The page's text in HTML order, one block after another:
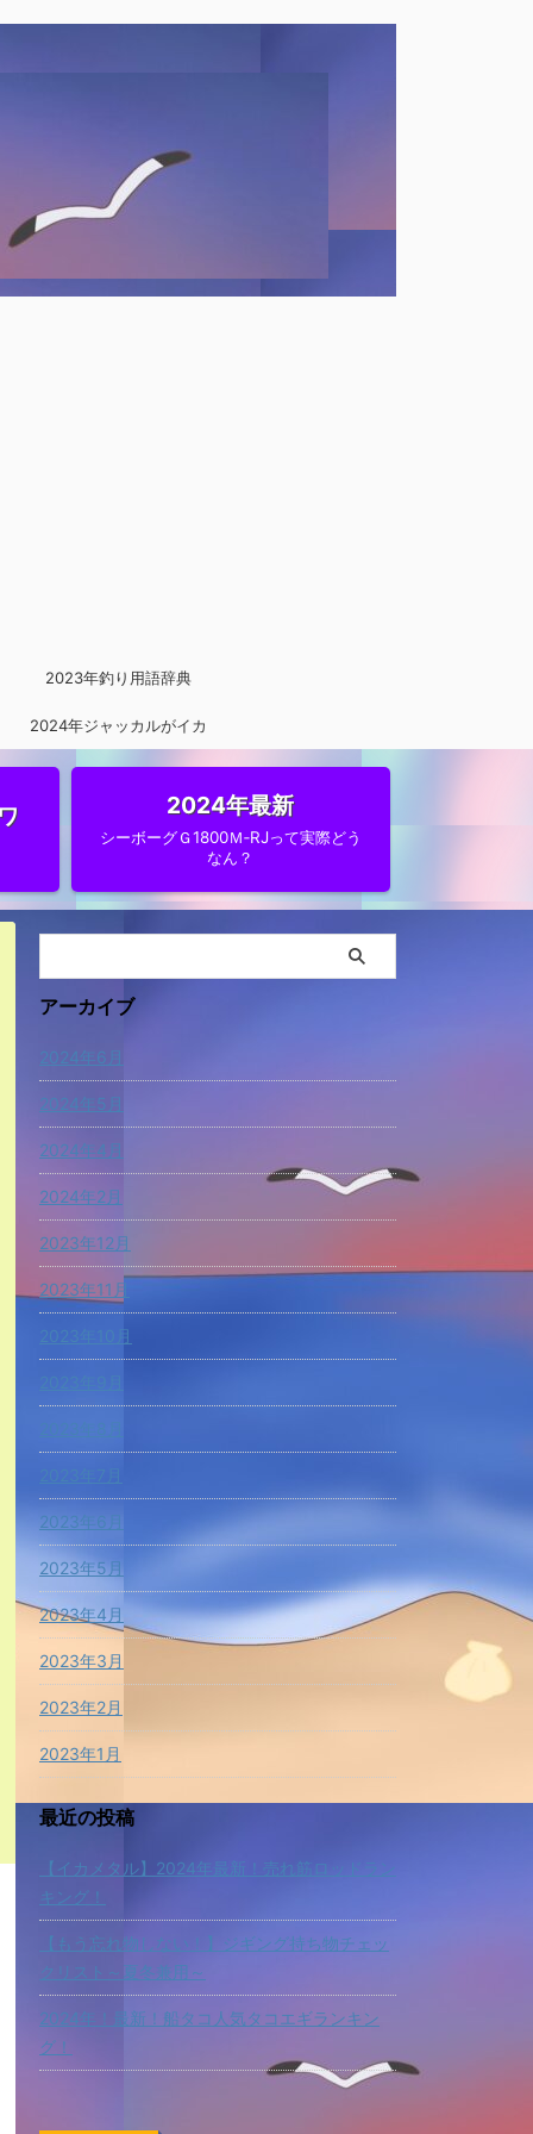
2023年釣り用語辞典
2024年ジャッカルがイカ
メタルに参入
2024年最新
シーボーグＧ1800Ｍ‐RJって実際どう
なん？
アーカイブ
2024年6月
2024年5月
2024年4月
2024年2月
2023年12月
2023年11月
2023年10月
2023年6月
2023年5月
2023年4月
2023年3月
2023年2月
2023年1月
最近の投稿
【イカメタル】2024年最新！売れ筋ロッドラン
キング！
【もう忘れ物しない！】ジギング持ち物チェッ
クリスト～夏冬兼用～
2024年！最新！船タコ人気タコエギランキン
グ！